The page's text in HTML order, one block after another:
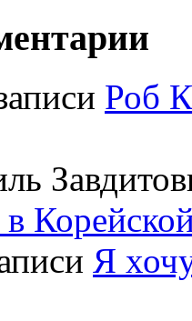
Роб
в
Я